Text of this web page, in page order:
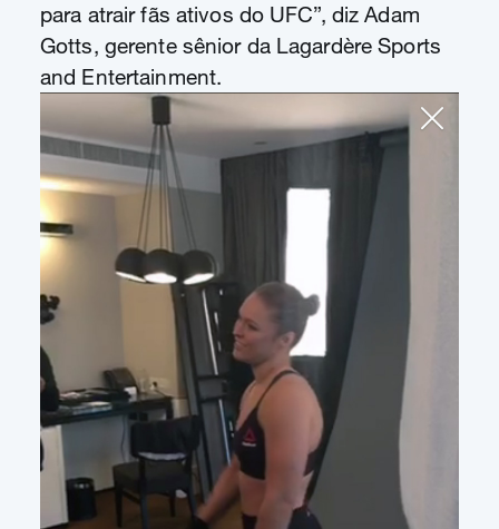
para atrair fãs ativos do UFC”, diz Adam
Gotts, gerente sênior da Lagardère Sports
and Entertainment.